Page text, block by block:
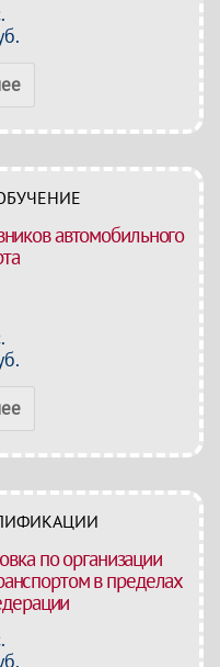
автомобильного
по организации
в пределах